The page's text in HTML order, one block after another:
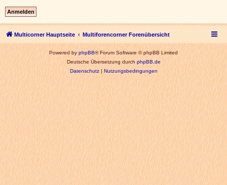
Multicorner Hauptseite Multiforencorner Forenübersicht
Powered byphpBB® Forum Software © phpBB Limited
Deutsche Übersetzung durchphpBB.de
Datenschutz|Nutzungsbedingungen